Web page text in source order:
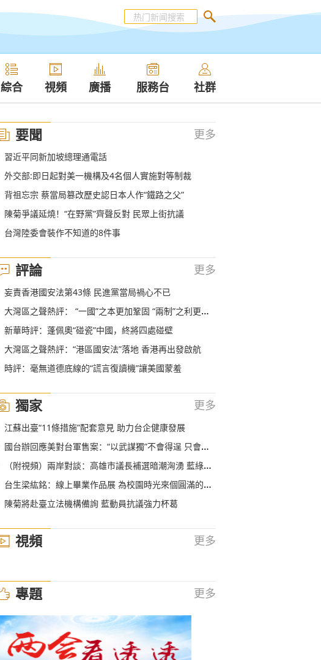
綜合 視頻 廣播 服務台 社群
要聞 更多
習近平同新加坡總理通電話
外交部:即日起對美一機構及4名個人實施對等制裁
背祖忘宗 蔡當局篡改歷史認日本人作“鐵路之父”
陳菊爭議延燒！“在野黨”齊聲反對 民眾上街抗議
台灣陸委會裝作不知道的8件事
評論 更多
妄責香港國安法第43條 民進黨當局禍心不已
大灣區之聲熱評： “一國”之本更加鞏固 “兩制”之利更加彰顯
新華時評：蓬佩奧“碰瓷”中國，終將四處碰壁
大灣區之聲熱評：“港區國安法”落地 香港再出發啟航
時評：毫無道德底線的“謊言復讀機”讓美國蒙羞
獨家 更多
江蘇出臺“11條措施”配套意見 助力台企健康發展
國台辦回應美對台軍售案：“以武謀獨”不會得逞 只會帶來災難
（附視頻）兩岸對談：高雄市議長補選暗潮洶湧 藍綠白三方勾心鬥角
台生梁紘銘：線上畢業作品展 為校園時光來個圓滿的ending
陳菊將赴臺立法機構備詢 藍動員抗議強力杯葛
視頻 更多
專題 更多